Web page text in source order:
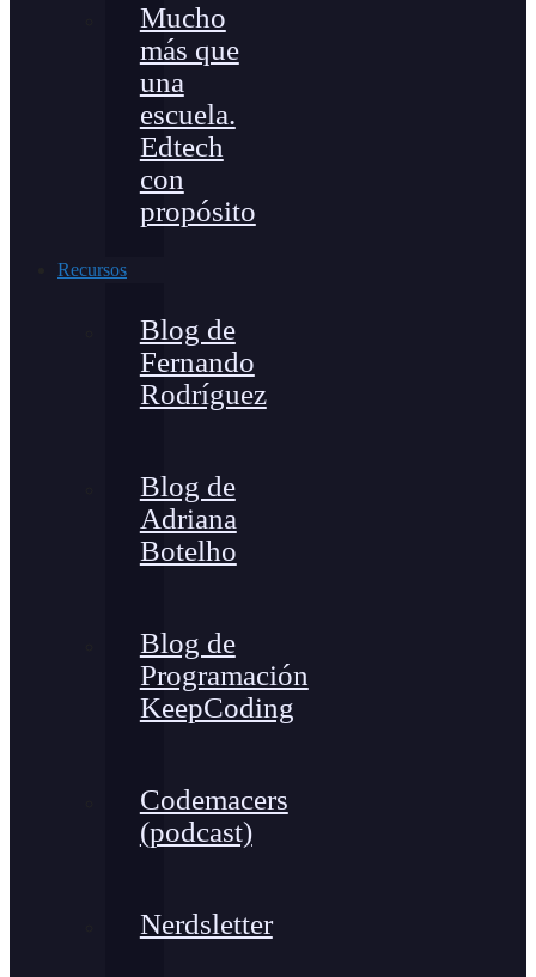
Mucho
más que
una
escuela.
Edtech
con
propósito
Recursos
Blog de
Fernando
Rodríguez
Blog de
Adriana
Botelho
Blog de
Programación
KeepCoding
Codemacers
(podcast)
Nerdsletter